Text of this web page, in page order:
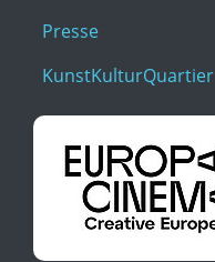
Presse
KunstKulturQuartier